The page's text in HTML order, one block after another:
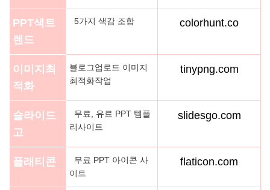
PPT색트
렌드
5가지 색감 조합 colorhunt.co
이미지최
적화
블로그업로드 이미지
최적화작업
tinypng.com
슬라이드
고
무료, 유료 PPT 템플
리사이트
slidesgo.com
플래티콘
무료 PPT 아이콘 사
이트
flaticon.com